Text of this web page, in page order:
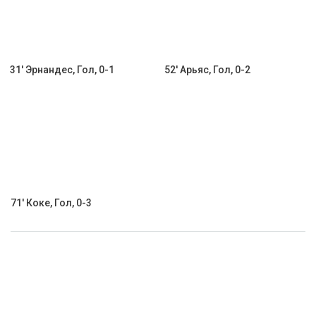
31' Эрнандес, Гол, 0-1 52' Арьяс, Гол, 0-2
71' Коке, Гол, 0-3